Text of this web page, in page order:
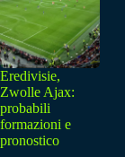
Eredivisie,
Zwolle Ajax:
probabili
formazioni e
pronostico